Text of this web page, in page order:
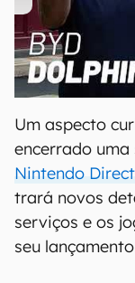
00:00/
Um aspecto
encerrado
Nintendo
trará novos
serviços e os
seu